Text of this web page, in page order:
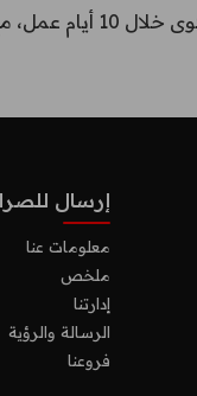
2- تصلك رسالة نصية قصيرة عند حل الشكوى خلال 10 أيام
إرسال
معلومات عنا
ملخص
إدارتنا
الرسالة والرؤية
فروعنا